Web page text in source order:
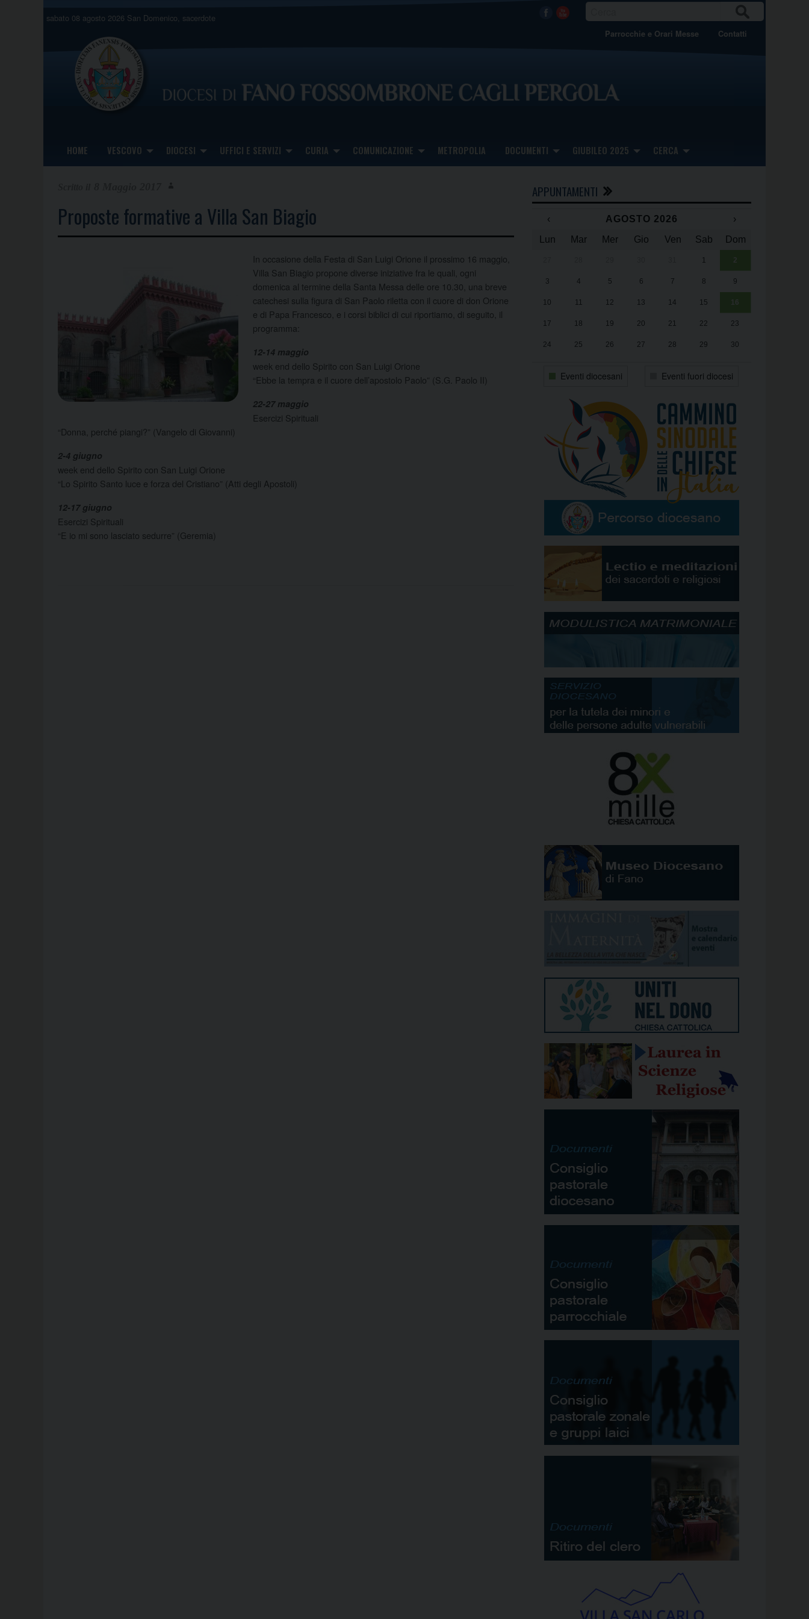
sabato 08 agosto 2026 San Domenico, sacerdote Facebook
Youtube CA
Parrocchie e Orari Messe Contatti
HOME VESCOVO DIOCESI UFFICI E SERVIZI CURIA COMUNICAZIONE METROPOLIA DOCUMENTI GIUBILEO 2025 CERCA
Proposte formative a Villa San Biagio
In occasione della Festa di San Luigi Orione il prossimo 16 maggio,
Villa San Biagio propone diverse iniziative fra le quali, ogni
domenica al termine della Santa Messa delle ore 10.30, una breve
catechesi sulla figura di San Paolo riletta con il cuore di don Orione
e di Papa Francesco, e i corsi biblici di cui riportiamo, di seguito, il
programma:
12-14 maggio
week end dello Spirito con San Luigi Orione
“Ebbe la tempra e il cuore dell’apostolo Paolo” (S.G. Paolo II)
22-27 maggio
Esercizi Spirituali
“Donna, perché piangi?” (Vangelo di Giovanni)
2-4 giugno
week end dello Spirito con San Luigi Orione
“Lo Spirito Santo luce e forza del Cristiano” (Atti degli Apostoli)
12-17 giugno
Esercizi Spirituali
“E io mi sono lasciato sedurre” (Geremia)
APPUNTAMENTI
‹ AGOSTO 2026
›
Lun
Mar Mer Gio Ven Sab Dom
1 2
3 4 5 6 7 8 9
10 11 12 13 14 15 16
17 18 19 20 21 22 23
24 25 26 27 28 29 30
Eventi diocesani Eventi fuori diocesi